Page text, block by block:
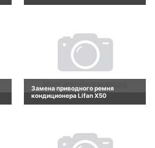
Замена приводного ремня
кондиционера Lifan X50